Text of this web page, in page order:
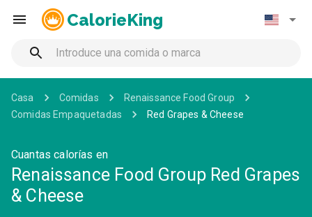
CalorieKing
Casa Comidas
Renaissance Food Group
Comidas Empaquetadas
Red Grapes & Cheese
Cuantas calorías en
Renaissance Food Group Red Grapes
& Cheese